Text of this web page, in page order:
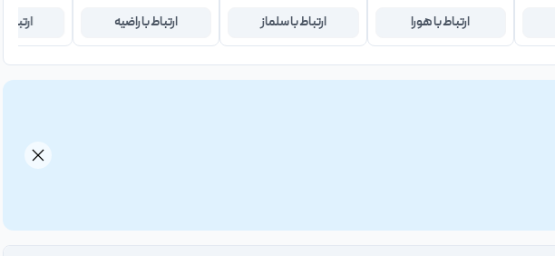
ارتباط با هورا ارتباط با سلماز ارتباط با راضیه